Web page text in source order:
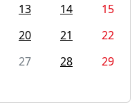
13 14
15
20 21
22
27 28
29